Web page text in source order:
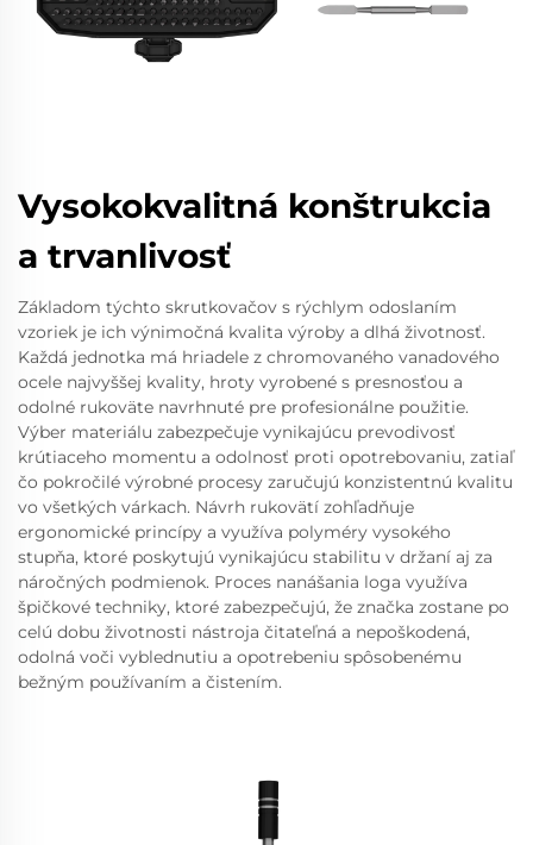
Vysokokvalitná konštrukcia
a trvanlivosť
Základom týchto skrutkovačov s rýchlym odoslaním
vzoriek je ich výnimočná kvalita výroby a dlhá životnosť.
Každá jednotka má hriadele z chromovaného vanadového
ocele najvyššej kvality, hroty vyrobené s presnosťou a
odolné rukoväte navrhnuté pre profesionálne použitie.
Výber materiálu zabezpečuje vynikajúcu prevodivosť
krútiaceho momentu a odolnosť proti opotrebovaniu, zatiaľ
čo pokročilé výrobné procesy zaručujú konzistentnú kvalitu
vo všetkých várkach. Návrh rukovätí zohľadňuje
ergonomické princípy a využíva polyméry vysokého
stupňa, ktoré poskytujú vynikajúcu stabilitu v držaní aj za
náročných podmienok. Proces nanášania loga využíva
špičkové techniky, ktoré zabezpečujú, že značka zostane po
celú dobu životnosti nástroja čitateľná a nepoškodená,
odolná voči vyblednutiu a opotrebeniu spôsobenému
bežným používaním a čistením.